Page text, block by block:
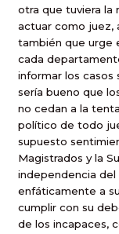
otra que tuviera la
actuar como juez,
también que urge
cada
informar los casos
sería bueno que
no cedan a la
político de todo
supuesto
Magistrados y la
independencia del
enfáticamente a
cumplir con su
de los incapaces,